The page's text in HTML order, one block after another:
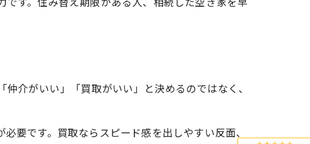
介がいい」「買取がいい」と決めるのではなく、
要です。買取ならスピード感を出しやすい反面、